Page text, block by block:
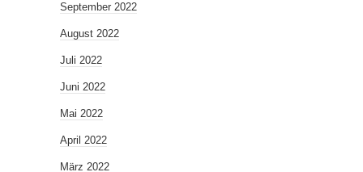
September 2022
August 2022
Juli 2022
Juni 2022
Mai 2022
April 2022
März 2022